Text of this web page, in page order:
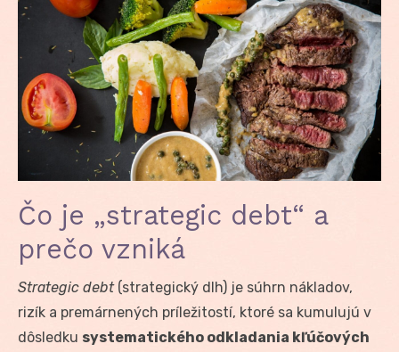
Čo je „strategic debt“ a
prečo vzniká
Strategic debt(strategický dlh) je súhrn nákladov,
rizík a premárnených príležitostí, ktoré sa kumulujú v
dôsledku systematického odkladania kľúčových